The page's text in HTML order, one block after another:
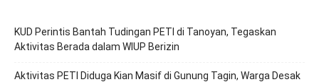
KUD Perintis Bantah Tudingan PETI di Tanoyan, Tegaskan
Aktivitas Berada dalam WIUP Berizin
Aktivitas PETI Diduga Kian Masif di Gunung Tagin, Warga Desak